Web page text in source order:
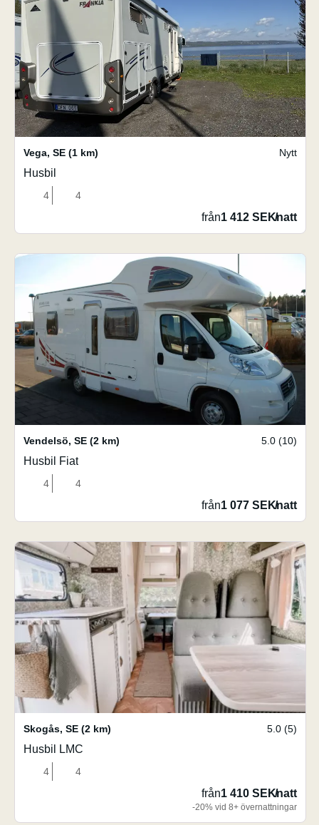
Vega, SE (1 km) Nytt
Husbil
4 4
från1 412 SEK/natt
Vendelsö, SE (2 km) 5.0 (10)
Husbil Fiat
4 4
från1 077 SEK/natt
Skogås, SE (2 km) 5.0 (5)
Husbil LMC
4 4
från1 410 SEK/natt
-20% vid 8+ övernattningar